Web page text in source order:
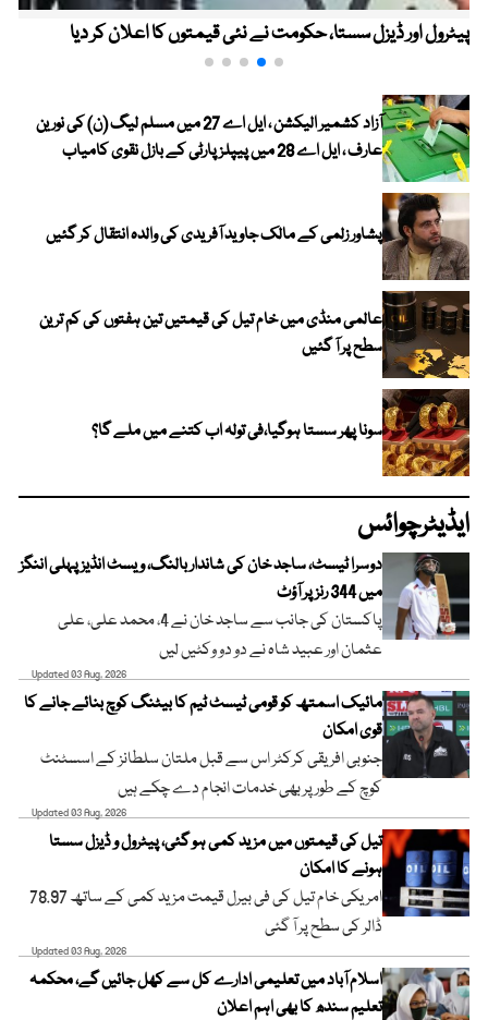
پیٹرول اور ڈیزل سستا، حکومت نے نئی قیمتوں کا اعلان کر دیا
آزاد کشمیر الیکشن ، ایل اے 27 میں مسلم لیگ (ن) کی نورین
عارف ، ایل اے 28 میں پیپلز پارٹی کے بازل نقوی کامیاب
پشاور زلمی کے مالک جاوید آفریدی کی والدہ انتقال کر گئیں
عالمی منڈی میں خام تیل کی قیمتیں تین ہفتوں کی کم ترین
سطح پر آ گئیں
سونا پھر سستا ہوگیا،فی تولہ اب کتنے میں ملے گا؟
ایڈیٹرچوائس
دوسرا ٹیسٹ، ساجد خان کی شاندار بالنگ، ویسٹ انڈیز پہلی اننگز
میں 344 رنز پر آؤٹ
پاکستان کی جانب سے ساجد خان نے 4، محمد علی، علی
عثمان اور عبید شاہ نے دو دو وکٹیں لیں
Updated 03 Aug, 2026
مائیک اسمتھ کو قومی ٹیسٹ ٹیم کا بیٹنگ کوچ بنائے جانے کا
قوی امکان
جنوبی افریقی کرکٹر اس سے قبل ملتان سلطانز کے اسسٹنٹ
کوچ کے طور پر بھی خدمات انجام دے چکے ہیں
Updated 03 Aug, 2026
تیل کی قیمتوں میں مزید کمی ہو گئی، پیٹرول و ڈیزل سستا
ہونے کا امکان
امریکی خام تیل کی فی بیرل قیمت مزید کمی کے ساتھ 78.97
ڈالر کی سطح پر آ گئی
Updated 03 Aug, 2026
اسلام آباد میں تعلیمی ادارے کل سے کھل جائیں گے، محکمہ
تعلیم سندھ کا بھی اہم اعلان